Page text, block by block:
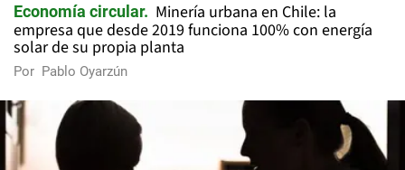
Economía circular
Minería urbana en Chile: la
empresa que desde 2019 funciona 100% con energía
solar de su propia planta
Por Pablo Oyarzún